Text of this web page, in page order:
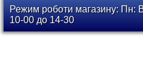
Режим роботи магазину: Пн:
10-00 до 14-30